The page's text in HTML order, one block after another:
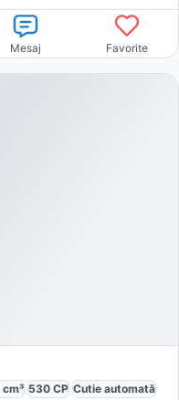
Mesaj Favorite
cm³ 530 CP Cutie automată